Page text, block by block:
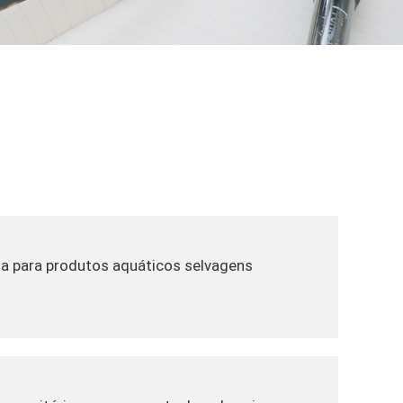
para produtos aquáticos selvagens